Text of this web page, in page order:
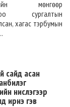
мөнгөөр
сургалтын
хагас тэрбумын
сайд асан
нислэгээр
ирнэ гэв